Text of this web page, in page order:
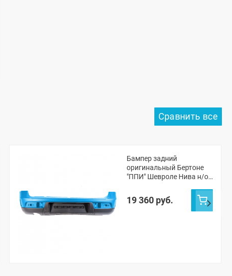
Бампер задний
оригинальный Бертоне
"ППИ" Шевроле Нива н/о
19 360 руб.